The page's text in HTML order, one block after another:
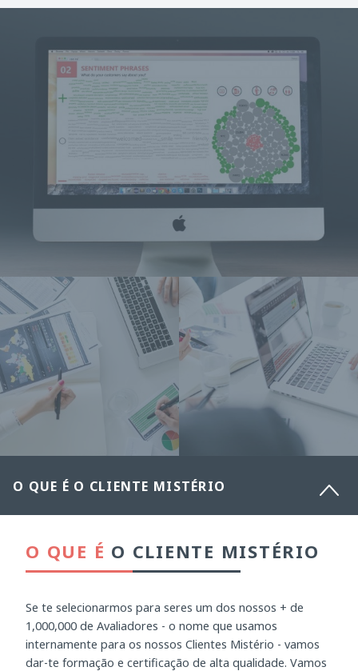
O QUE É O CLIENTE MISTÉRIO
O QUE É O CLIENTE MISTÉRIO
Se te selecionarmos para seres um dos nossos + de
1,000,000 de Avaliadores - o nome que usamos
internamente para os nossos Clientes Mistério - vamos
dar-te formação e certificação de alta qualidade. Vamos